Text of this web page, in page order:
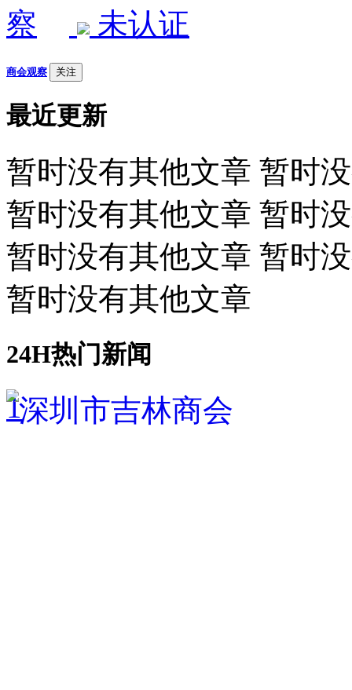
未认证
商会观察 关注
最近更新
暂时没有其他文章 暂时
暂时没有其他文章 暂时
暂时没有其他文章 暂时
暂时没有其他文章
24H热门新闻
1